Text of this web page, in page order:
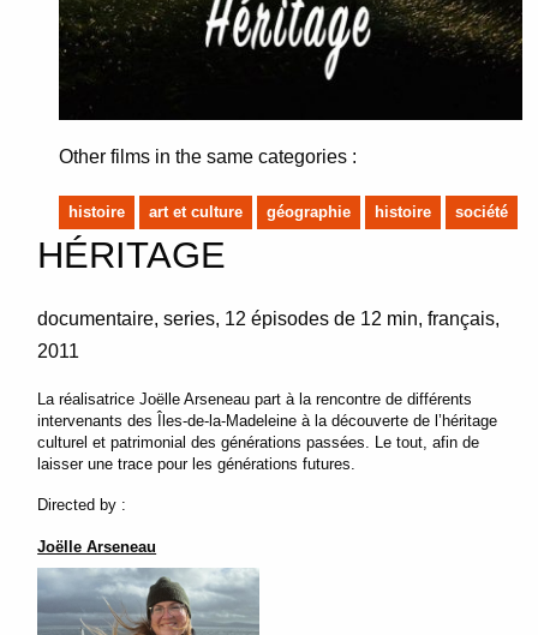
Other films in the same categories :
histoire art et culture géographie histoire société
HÉRITAGE
documentaire series 12 épisodes de 12 min français
2011
La réalisatrice Joëlle Arseneau part à la rencontre de différents
intervenants des Îles-de-la-Madeleine à la découverte de l’héritage
culturel et patrimonial des générations passées. Le tout, afin de
laisser une trace pour les générations futures.
Directed by :
Joëlle Arseneau